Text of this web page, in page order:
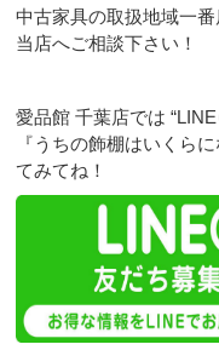
中古家具の取扱地域一
当店へご相談下さい！
愛品館 千葉店では “LINE
『うちの飾棚はいくら
てみてね！